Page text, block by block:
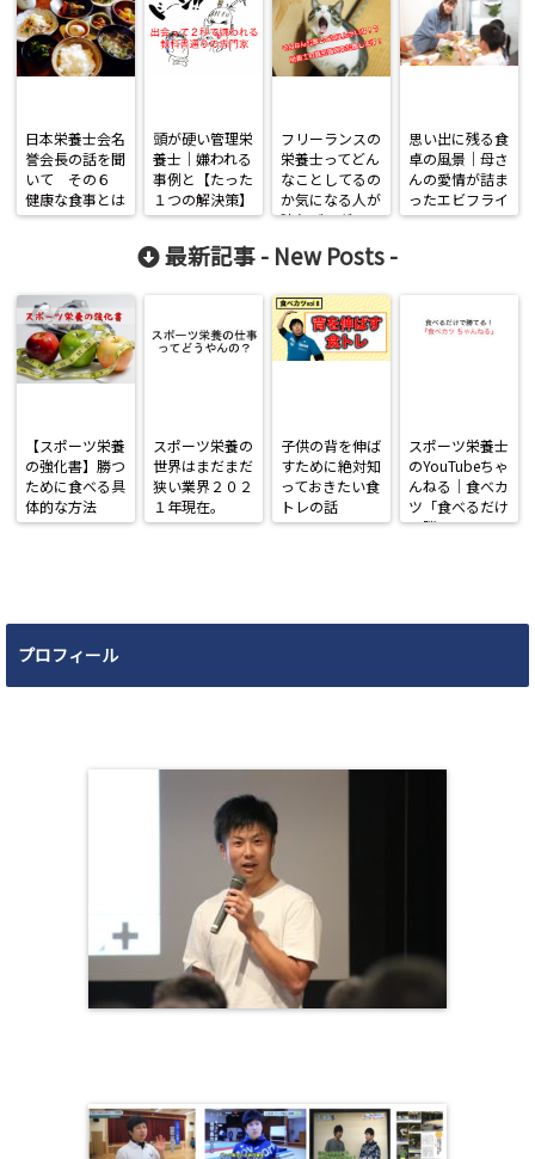
日本栄養士会名
誉会長の話を聞
いて その６
健康な食事とは
頭が硬い管理栄
養士｜嫌われる
事例と【たった
１つの解決策】
フリーランスの
栄養士ってどん
なことしてるの
か気になる人が
読むブログ
思い出に残る食
卓の風景｜母さ
んの愛情が詰ま
ったエビフライ
最新記事 - New Posts-
【スポーツ栄養
の強化書】勝つ
ために食べる具
体的な方法
スポーツ栄養の
世界はまだまだ
狭い業界２０２
１年現在。
子供の背を伸ば
すために絶対知
っておきたい食
トレの話
スポーツ栄養士
のYouTubeちゃ
んねる｜食べカ
ツ「食べるだけ
で勝てる」
プロフィール